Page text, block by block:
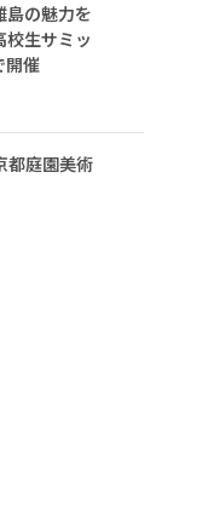
島の魅力を
生サミッ
開催
都庭園美術